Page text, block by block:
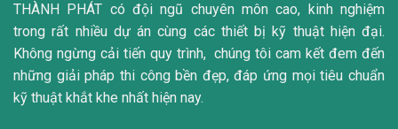
THÀNH PHÁT có đội ngũ chuyên môn cao, kinh nghiệm
trong rất nhiều dự án cùng các thiết bị kỹ thuật hiện đại.
Không ngừng cải tiến quy trình, chúng tôi cam kết đem đến
những giải pháp thi công bền đẹp, đáp ứng mọi tiêu chuẩn
kỹ thuật khắt khe nhất hiện nay.